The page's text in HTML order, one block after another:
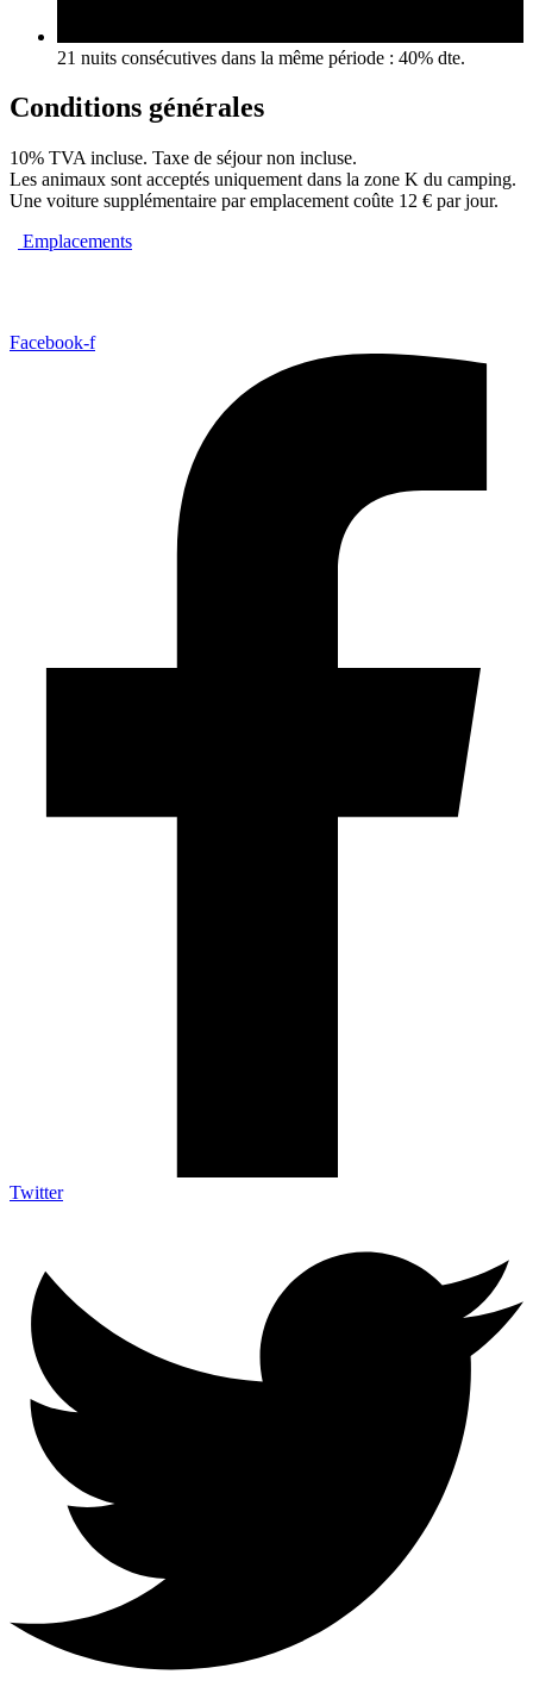
21 nuits consécutives dans la même période : 40% dte.
Conditions générales
10% TVA incluse. Taxe de séjour non incluse.
Les animaux sont acceptés uniquement dans la zone K du camping.
Une voiture supplémentaire par emplacement coûte 12 € par jour.
Emplacements
Facebook-f
Twitter